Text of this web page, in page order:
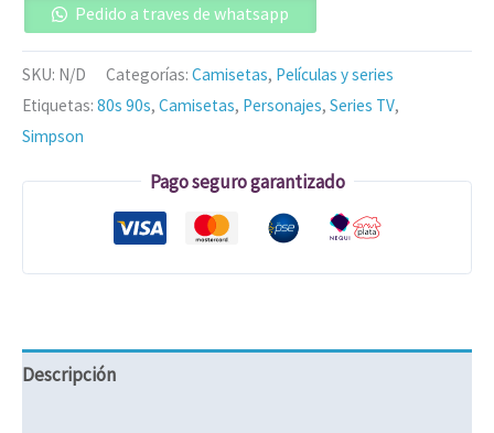
Pedido a traves de whatsapp
SKU: N/D Categorías: Camisetas, Películas y series
Etiquetas: 80s 90s, Camisetas, Personajes, Series TV,
Simpson
Pago seguro garantizado
Descripción